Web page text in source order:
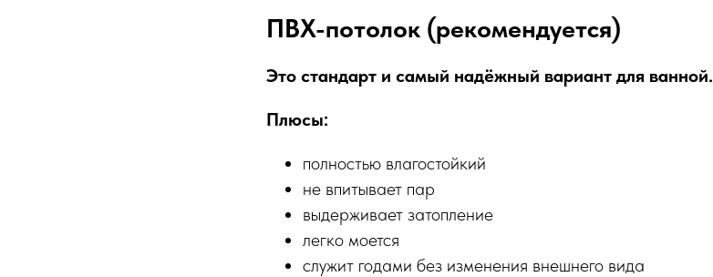
ПВХ-потолок (рекомендуется)
Это стандарт и самый надёжный вариант для ванной.
Плюсы:
полностью влагостойкий
не впитывает пар
выдерживает затопление
легко моется
служит годами без изменения внешнего вида